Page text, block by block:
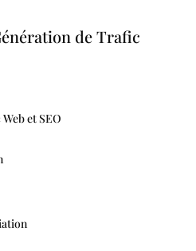
de Trafic
et SEO